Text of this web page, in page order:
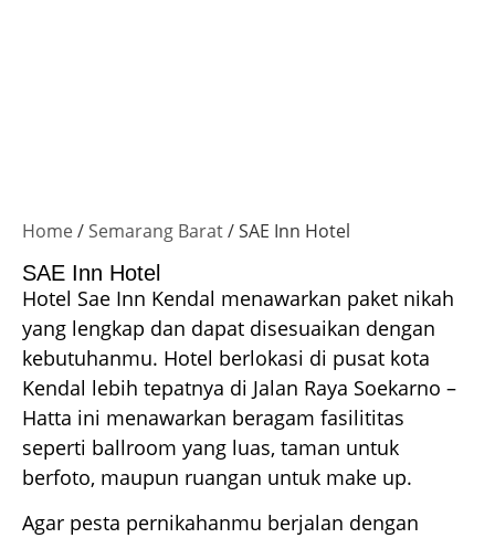
Home/ Semarang Barat/ SAE Inn Hotel
SAE Inn Hotel
Hotel Sae Inn Kendal menawarkan paket nikah
yang lengkap dan dapat disesuaikan dengan
kebutuhanmu. Hotel berlokasi di pusat kota
Kendal lebih tepatnya di Jalan Raya Soekarno –
Hatta ini menawarkan beragam fasilititas
seperti ballroom yang luas, taman untuk
berfoto, maupun ruangan untuk make up.
Agar pesta pernikahanmu berjalan dengan